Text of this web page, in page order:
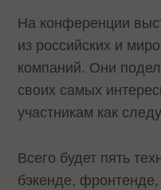
На конференции
из российских и
компаний. Они
своих самых
участникам как
Всего будет пять
бэкенде,